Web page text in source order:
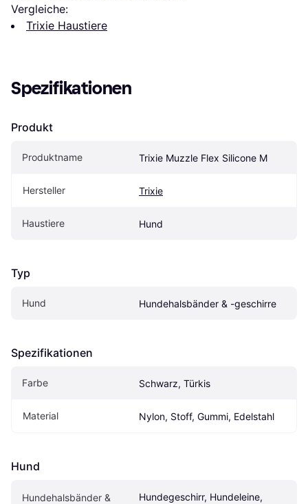
Vergleiche:
Trixie Haustiere
Spezifikationen
Produkt
Produktname Trixie Muzzle Flex Silicone M
Hersteller Trixie
Haustiere Hund
Typ
Hund Hundehalsbänder & -geschirre
Spezifikationen
Farbe Schwarz, Türkis
Material Nylon, Stoff, Gummi, Edelstahl
Hund
Hundehalsbänder &
Hundegeschirr, Hundeleine,